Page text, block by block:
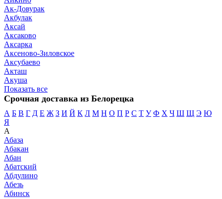
Ак-Довурак
Акбулак
Аксай
Аксаково
Аксарка
Аксеново-Зиловское
Аксубаево
Акташ
Акуша
Показать все
Срочная доставка из Белорецка
А Б В Г Д Е Ж З И Й К Л М Н О П Р С Т У Ф Х Ч Ш Щ Э Ю
Я
А
Абаза
Абакан
Абан
Абатский
Абдулино
Абезь
Абинск